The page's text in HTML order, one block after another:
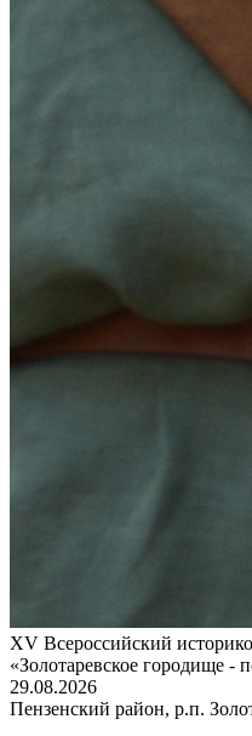
XV Всероссийский
«Золотаревское городище -
29.08.2026
Пензенский район, р.п.